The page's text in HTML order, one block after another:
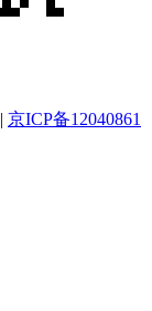
| 京ICP备12040861